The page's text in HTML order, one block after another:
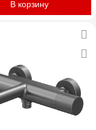
В корзину